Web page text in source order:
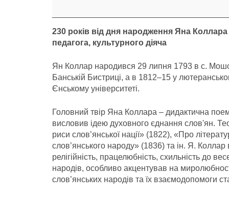
230 років від дня народження Яна
педагога, культурного діяча
Ян Коллар народився 29 липня 1793 в с.
Банській Бистриці, а в 1812–15 у
Єнському університеті.
Головний твір Яна Коллара – дидактична
висловив ідею духовного єднання слов'ян.
риси слов’янської нації» (1822), «Про
слов’янського народу» (1836) та ін. Я. Коллар
релігійність, працелюбність, схильність до
народів, особливо акцентував на
слов’янських народів та їх взаємодопомоги